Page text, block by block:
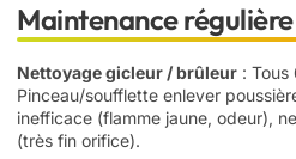
Maintenance
Nettoyage gicleur / brûleur : Tous
Pinceau/soufflette enlever
inefficace (flamme jaune, odeur),
(très fin orifice).